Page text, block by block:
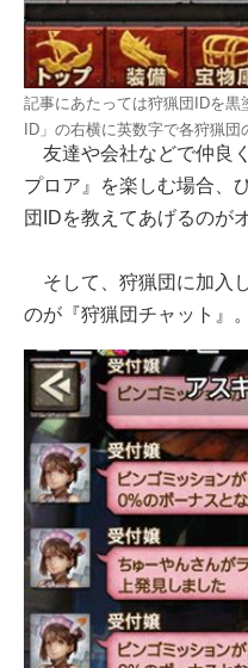
記事にあたっては狩猟団IDを黒
ID」の右横に英数字で各狩猟
友達や会社などで仲良
プロア』を楽しむ場合、
団IDを教えてあげるのが
そして、狩猟団に加入
のが『狩猟団チャット』。